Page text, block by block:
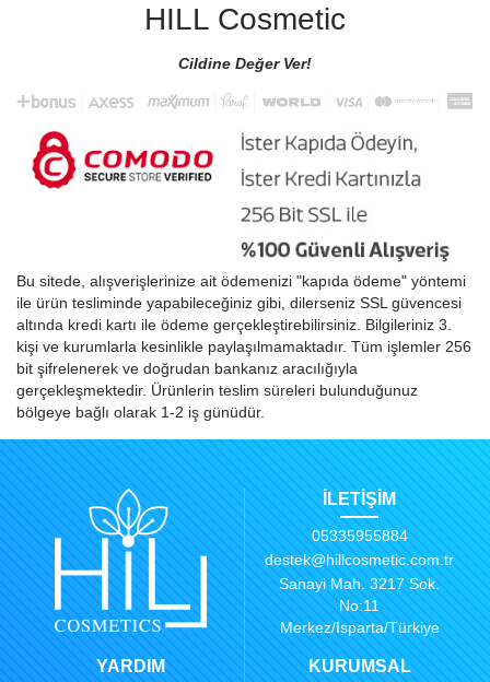
HILL Cosmetic
Cildine Değer Ver!
Bu sitede, alışverişlerinize ait ödemenizi "kapıda ödeme" yöntemi
ile ürün tesliminde yapabileceğiniz gibi, dilerseniz SSL güvencesi
altında kredi kartı ile ödeme gerçekleştirebilirsiniz. Bilgileriniz 3.
kişi ve kurumlarla kesinlikle paylaşılmamaktadır. Tüm işlemler 256
bit şifrelenerek ve doğrudan bankanız aracılığıyla
gerçekleşmektedir. Ürünlerin teslim süreleri bulunduğunuz
bölgeye bağlı olarak 1-2 iş günüdür.
İLETİŞİM
05335955884
destek@hillcosmetic.com.tr
Sanayi Mah. 3217 Sok.
No:11
Merkez/Isparta/Türkiye
YARDIM KURUMSAL